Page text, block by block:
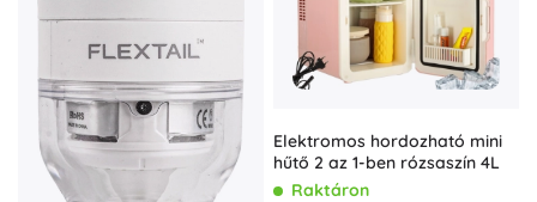
Elektromos hordozható mini
hűtő 2 az 1-ben rózsaszín 4L
Raktáron